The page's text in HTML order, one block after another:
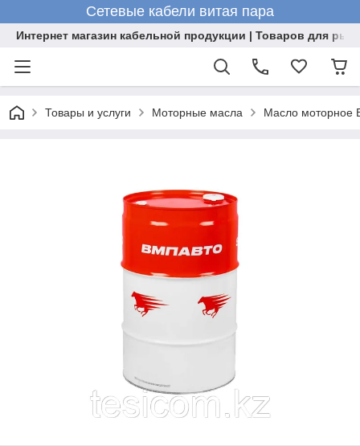
Сетевые кабели витая пара
Интернет магазин кабельной продукции | Товаров для
Товары и услуги Моторные масла Масло моторное